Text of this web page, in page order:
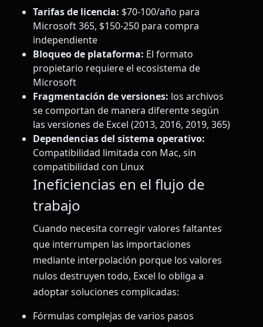
Tarifas de licencia: $70-100/año para
Microsoft 365, $150-250 para compra
independiente
Bloqueo de plataforma: El formato
propietario requiere el ecosistema de
Microsoft
Fragmentación de versiones: los archivos
se comportan de manera diferente según
las versiones de Excel (2013, 2016, 2019, 365)
Dependencias del sistema operativo:
Compatibilidad limitada con Mac, sin
compatibilidad con Linux
Ineficiencias en el flujo de
trabajo
Cuando necesita corregir valores faltantes
que interrumpen las importaciones
mediante interpolación porque los valores
nulos destruyen todo, Excel lo obliga a
adoptar soluciones complicadas:
Fórmulas complejas de varios pasos